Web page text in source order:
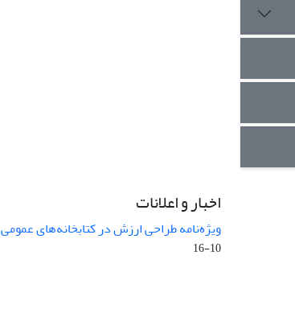
اخبار و اعلانات
ویژه‌نامه طراحی ارزش در کتابخانه‌های عمومی
10-16